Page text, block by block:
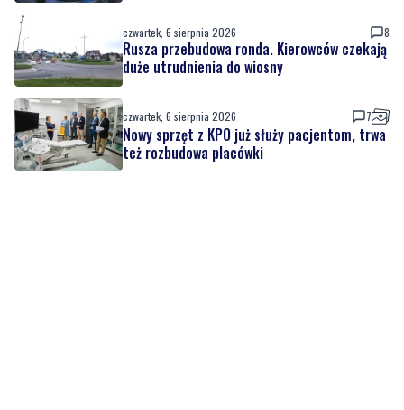
czwartek, 6 sierpnia 2026 10
Gazowe przygotowania do zimy. Polska lepiej
wygląda niż inne kraje w Europie
czwartek, 6 sierpnia 2026 8
Rusza przebudowa ronda. Kierowców czekają
duże utrudnienia do wiosny
czwartek, 6 sierpnia 2026 7